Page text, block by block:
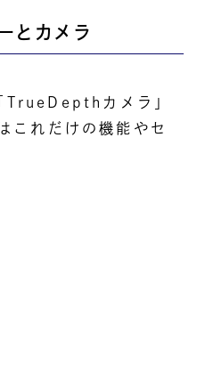
とカメラ
TrueDepthカメラ」
これだけの機能やセ